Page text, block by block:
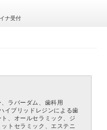
ナ受付
ラバーダム、歯科用
イブリッドレジンによる歯
、オールセラミック、ジ
トセラミック、エステニ